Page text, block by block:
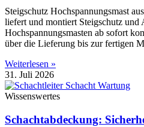
Steigschutz Hochspannungsmast
liefert und montiert Steigschutz und
Hochspannungsmasten ab sofort
über die Lieferung bis zur fertigen
Weiterlesen »
31. Juli 2026
Wissenswertes
Schachtabdeckung: